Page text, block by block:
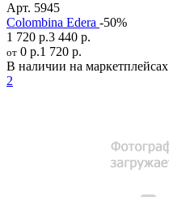
Арт. 5945
Colombina Edera -50%
1 720 р.3 440 р.
от 0 р.1 720 р.
В наличии на маркетплейсах
2